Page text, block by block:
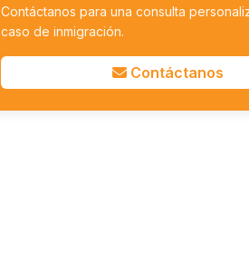
Contáctanos para una consulta
caso de inmigración.
Contáctanos